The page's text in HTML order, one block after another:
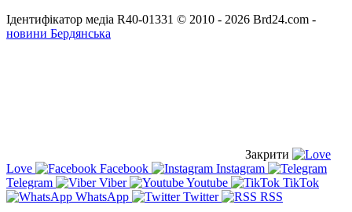
Ідентифікатор медіа R40-01331 © 2010 - 2026 Brd24.com -
новини Бердянська
Закрити
Love
Facebook
Instagram
Telegram
Viber Youtube
TikTok
WhatsApp
Twitter RSS